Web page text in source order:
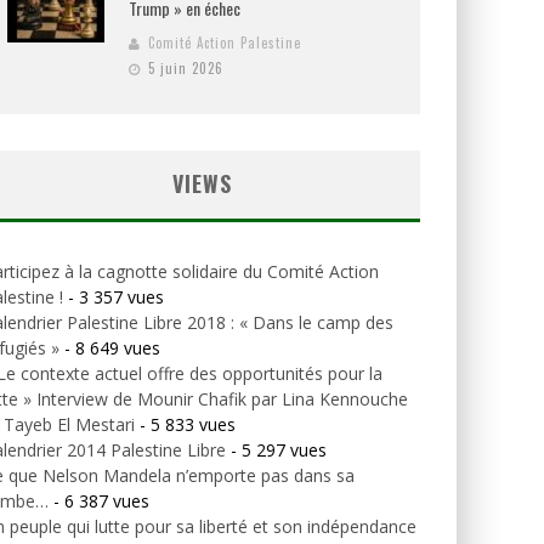
Trump » en échec
Comité Action Palestine
5 juin 2026
VIEWS
à la cagnotte solidaire du Comité Action
! - 3 357 vues
Palestine Libre 2018 : « Dans le camp des
» - 8 649 vues
contexte actuel offre des opportunités pour la
» Interview de Mounir Chafik par Lina Kennouche
El Mestari - 5 833 vues
2014 Palestine Libre - 5 297 vues
que Nelson Mandela n’emporte pas dans sa
- 6 387 vues
peuple qui lutte pour sa liberté et son indépendance